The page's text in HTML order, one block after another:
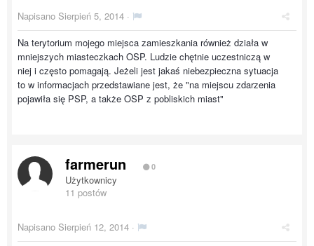
Napisano Sierpień 5, 2014 ·
Na terytorium mojego miejsca zamieszkania również działa w
mniejszych miasteczkach OSP. Ludzie chętnie uczestniczą w
niej i często pomagają. Jeżeli jest jakaś niebezpieczna sytuacja
to w informacjach przedstawiane jest, że "na miejscu zdarzenia
pojawiła się PSP, a także OSP z pobliskich miast"
farmerun 0
Użytkownicy
11 postów
Napisano Sierpień 12, 2014 ·